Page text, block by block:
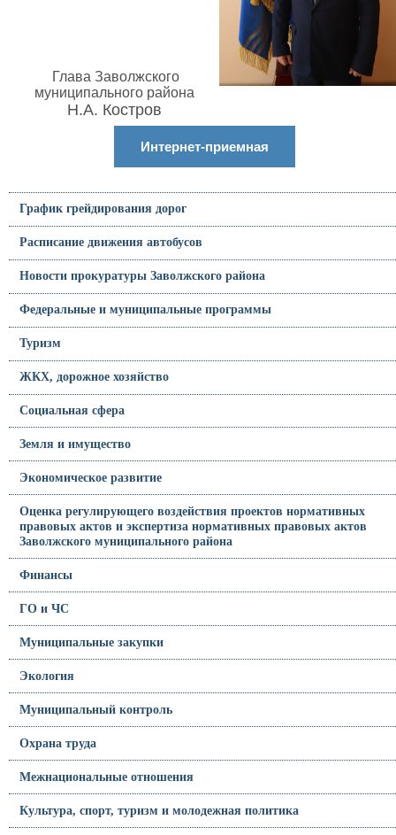
Глава Заволжского
муниципального района
Н.А. Костров
Интернет-приемная
График грейдирования дорог
Расписание движения автобусов
Новости прокуратуры Заволжского района
Федеральные и муниципальные программы
Туризм
ЖКХ, дорожное хозяйство
Социальная сфера
Земля и имущество
Экономическое развитие
Оценка регулирующего воздействия проектов нормативных
правовых актов и экспертиза нормативных правовых актов
Заволжского муниципального района
Финансы
ГО и ЧС
Муниципальные закупки
Экология
Муниципальный контроль
Охрана труда
Межнациональные отношения
Культура, спорт, туризм и молодежная политика